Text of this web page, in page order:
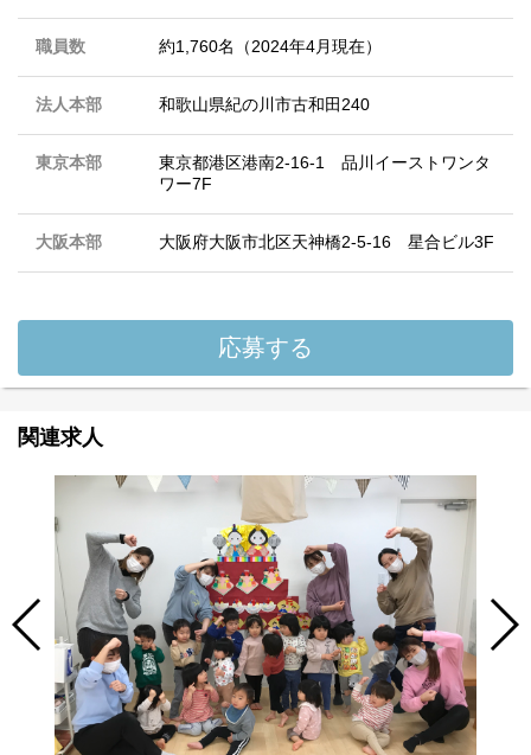
職員数 約1,760名（2024年4月現在）
法人本部 和歌山県紀の川市古和田240
東京本部
東京都港区港南2-16-1 品川イーストワンタ
ワー7F
大阪本部 大阪府大阪市北区天神橋2-5-16 星合ビル3F
応募する
関連求人